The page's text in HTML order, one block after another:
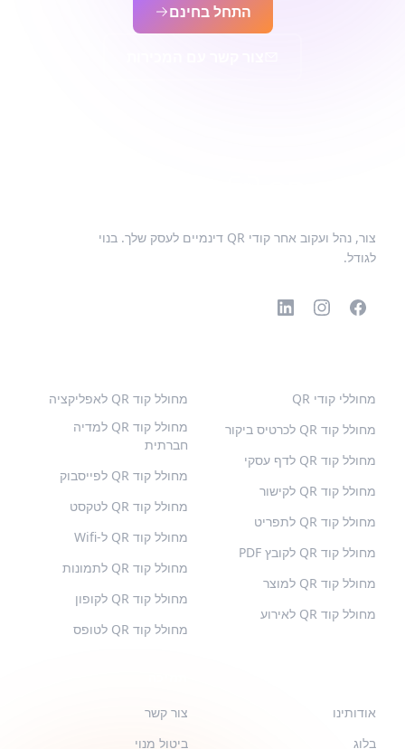
התחל בחינם
צור, נהל ועקוב אחר קודי QR דינמיים לעסק שלך. בנוי
לגודל.
מחוללי קודי QR
מחולל קוד QR לכרטיס ביקור
מחולל קוד QR לדף עסקי
מחולל קוד QR לקישור
מחולל קוד QR לתפריט
מחולל קוד QR לקובץ PDF
מחולל קוד QR למוצר
מחולל קוד QR לאירוע
מחולל קוד QR לאפליקציה
מחולל קוד QR למדיה
חברתית
מחולל קוד QR לפייסבוק
מחולל קוד QR לטקסט
מחולל קוד QR ל-Wifi
מחולל קוד QR לתמונות
מחולל קוד QR לקופון
מחולל קוד QR לטופס
אודותינו
בלוג
צור קשר
ביטול מנוי